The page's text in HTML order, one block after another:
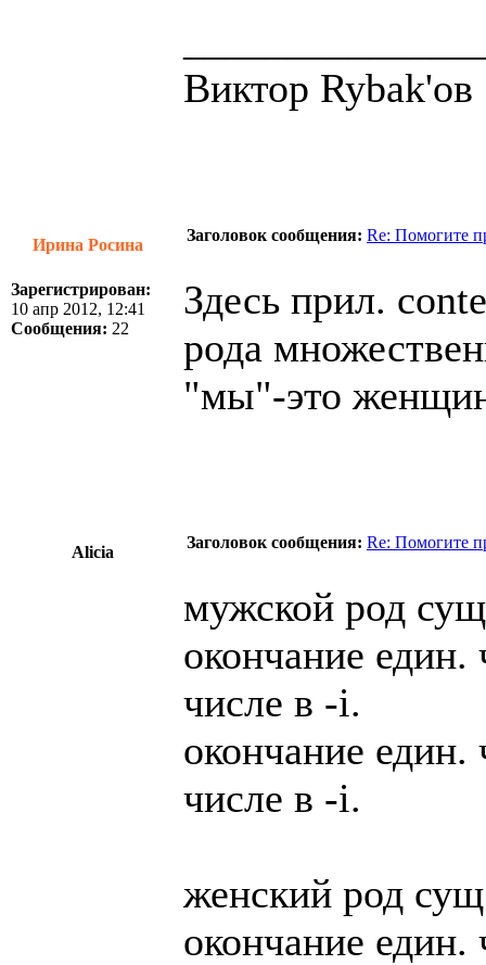
Виктор Rybak'ов
Ирина Росина
Заголовок сообщения: Re: Помогите
Зарегистрирован:
10 апр 2012, 12:41
Сообщения: 22
Здесь прил.
рода
"мы"-это
Alicia
Заголовок сообщения: Re: Помогите
мужской род
окончание
числе в -i.
окончание
числе в -i.
женский род
окончание